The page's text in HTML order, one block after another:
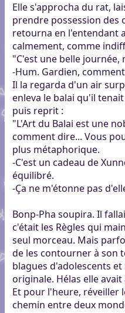
Elle s'approcha du rat,
prendre possession des
retourna en l'entendant
calmement, comme
"C'est une belle journée,
-Hum. Gardien,
Il la regarda d'un air
enleva le balai qu'il
puis reprit :
"L'Art du Balai est une
comment dire... Vous
plus métaphorique.
-C'est un cadeau de
équilibré.
-Ça ne m'étonne pas
Bonp-Pha soupira. Il
c'était les Règles qui
seul morceau. Mais
de les contourner à son
blagues d'adolescents
originale. Hélas elle
Et pour l'heure, réveiller
chemin entre deux